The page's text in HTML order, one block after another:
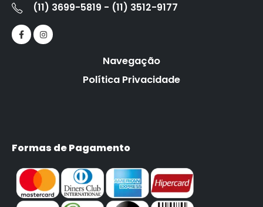
(11) 3699-5819 - (11) 3512-9177
Navegação
Política Privacidade
Formas de Pagamento